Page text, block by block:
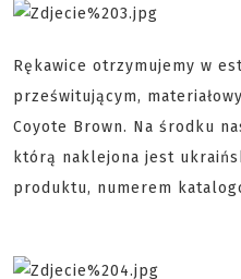
Rękawice otrzymujemy w
prześwitującym,
Coyote Brown. Na środku
którą naklejona jest
produktu, numerem